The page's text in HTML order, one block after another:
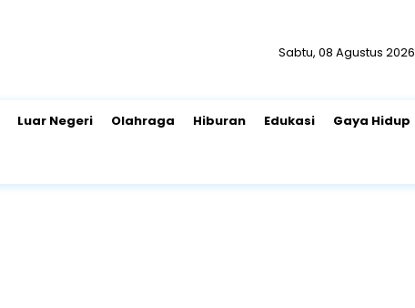
Sabtu, 08 Agustus 2026
Luar Negeri Olahraga Hiburan Edukasi Gaya Hidup